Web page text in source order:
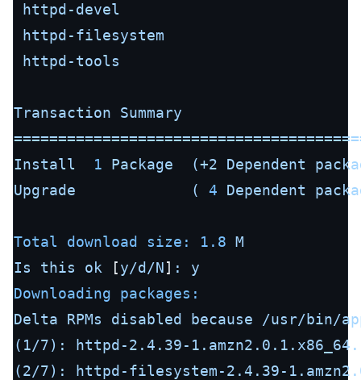
httpd-devel
httpd-filesystem
httpd-tools
Transaction
Summary
Install
1 Package (+2 Dependent
Upgrade
( 4 Dependent
Total download size: 1.8 M
Is
this ok [y/d/N] :
y
Downloading packages:
Delta
RPMs disabled because
/usr/bin/
(1/7):
httpd-2.4.39-
(2/7):
httpd-filesystem-2.4.39-